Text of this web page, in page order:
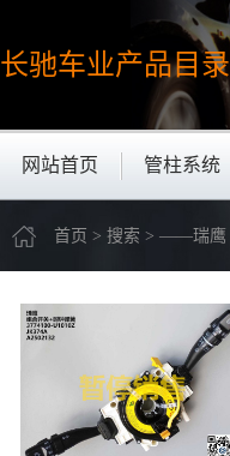
长驰车业产品目录
网站首页 管柱系统
首页 > 搜索 > ——瑞鹰